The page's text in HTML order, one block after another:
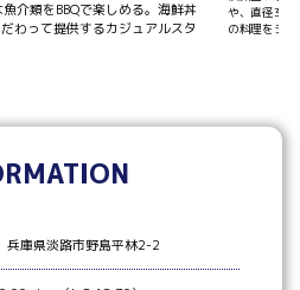
介類をBBQで楽しめる。海鮮丼
わって提供するカジュアルスタ
や、直径30
の料理をシ
庫県淡路市野島平林2-2